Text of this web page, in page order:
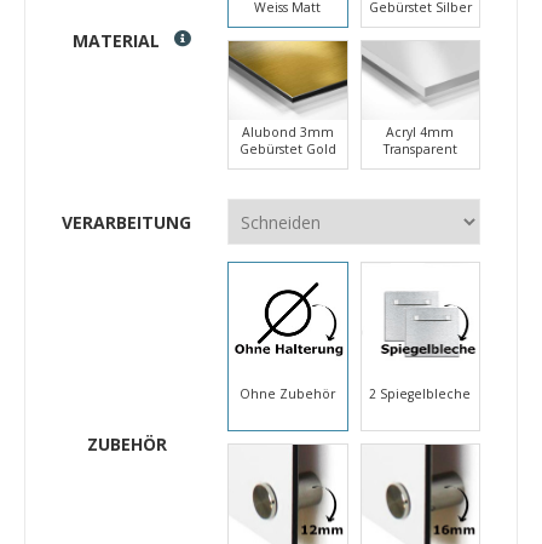
MATERIAL
Weiss Matt
Gebürstet Silber
Alubond 3mm
Gebürstet Gold
Acryl 4mm
Transparent
VERARBEITUNG
ZUBEHÖR
Ohne Zubehör 2 Spiegelbleche